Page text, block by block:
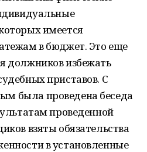
имеется
в бюджет. Это еще
должников избежать
приставов. С
была проведена беседа
проведенной
взяты обязательства
в установленные